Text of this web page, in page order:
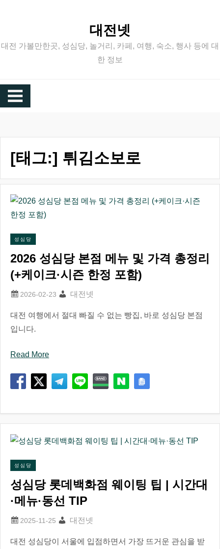
대전넷
대전 가볼만한곳, 성심당, 놀거리, 카페, 여행, 숙소, 행사 등에 대
한 정보
[태그:] 튀김소보로
성심당
2026 성심당 본점 메뉴 및 가격 총정리
(+케이크·시즌 한정 포함)
대전넷
대전 여행에서 절대 빠질 수 없는 빵집, 바로 성심당 본점
입니다.
Read More
성심당
성심당 롯데백화점 웨이팅 팁 | 시간대
·메뉴·동선 TIP
대전넷
대전 성심당이 서울에 입점하면서 가장 뜨거운 관심을 받